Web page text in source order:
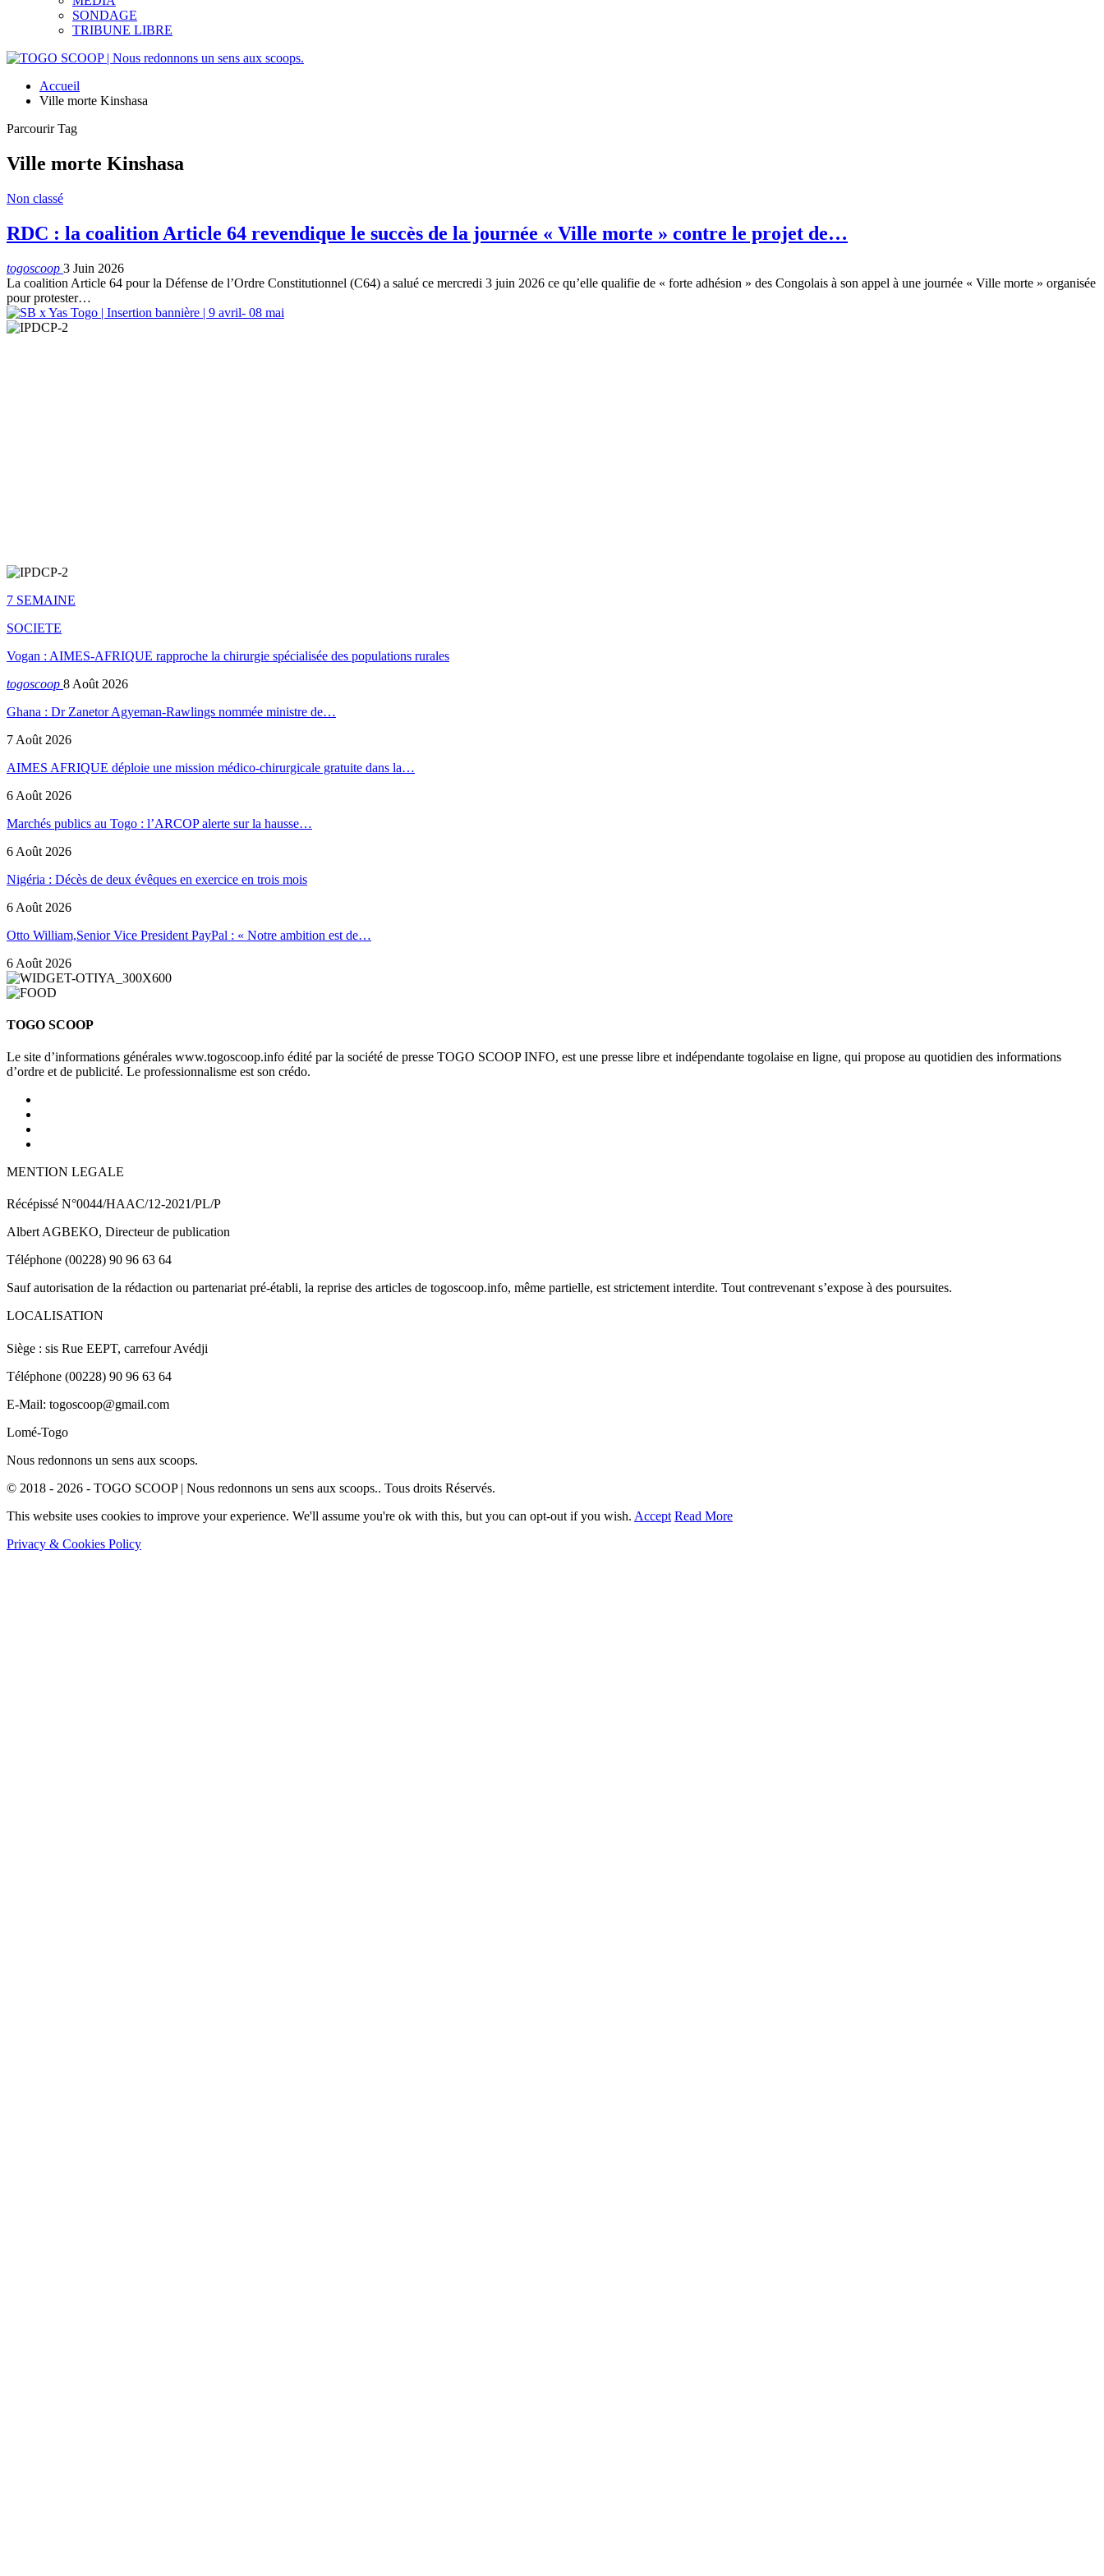
SONDAGE
TRIBUNE LIBRE
Accueil
Ville morte Kinshasa
Parcourir Tag
Ville morte Kinshasa
Non classé
RDC : la coalition Article 64 revendique le succès de la journée « Ville morte » contre le projet de…
togoscoop 3 Juin 2026
La coalition Article 64 pour la Défense de l’Ordre Constitutionnel (C64) a salué ce mercredi 3 juin 2026 ce qu’elle qualifie de « forte adhésion » des Congolais à son appel à une journée « Ville morte » organisée
pour protester…
7 SEMAINE
SOCIETE
Vogan : AIMES-AFRIQUE rapproche la chirurgie spécialisée des populations rurales
togoscoop 8 Août 2026
Ghana : Dr Zanetor Agyeman-Rawlings nommée ministre de…
7 Août 2026
AIMES AFRIQUE déploie une mission médico-chirurgicale gratuite dans la…
6 Août 2026
Marchés publics au Togo : l’ARCOP alerte sur la hausse…
6 Août 2026
Nigéria : Décès de deux évêques en exercice en trois mois
6 Août 2026
Otto William,Senior Vice President PayPal : « Notre ambition est de…
6 Août 2026
TOGO SCOOP
Le site d’informations générales www.togoscoop.info édité par la société de presse TOGO SCOOP INFO, est une presse libre et indépendante togolaise en ligne, qui propose au quotidien des informations
d’ordre et de publicité. Le professionnalisme est son crédo.
MENTION LEGALE
Récépissé N°0044/HAAC/12-2021/PL/P
Albert AGBEKO, Directeur de publication
Téléphone (00228) 90 96 63 64
Sauf autorisation de la rédaction ou partenariat pré-établi, la reprise des articles de togoscoop.info, même partielle, est strictement interdite. Tout contrevenant s’expose à des poursuites.
LOCALISATION
Siège : sis Rue EEPT, carrefour Avédji
Téléphone (00228) 90 96 63 64
E-Mail: togoscoop@gmail.com
Lomé-Togo
Nous redonnons un sens aux scoops.
© 2018 - 2026 - TOGO SCOOP | Nous redonnons un sens aux scoops.. Tous droits Réservés.
This website uses cookies to improve your experience. We'll assume you're ok with this, but you can opt-out if you wish. Accept Read More
Privacy & Cookies Policy